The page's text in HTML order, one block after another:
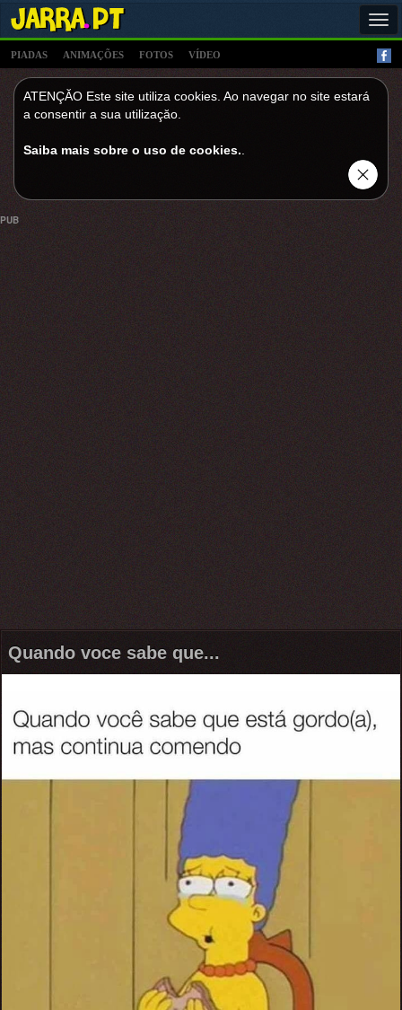
PIADAS ANIMAÇÕES FOTOS VÍDEO
ATENÇĂO Este site utiliza cookies. Ao navegar no site estará
a consentir a sua utilizaçăo.
Saiba mais sobre o uso de cookies.
PUB
Quando voce sabe que...